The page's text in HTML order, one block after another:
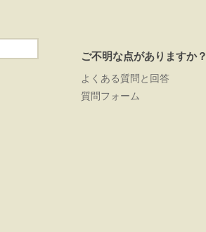
ご不明な点がありますか？
よくある質問と回答
質問フォーム